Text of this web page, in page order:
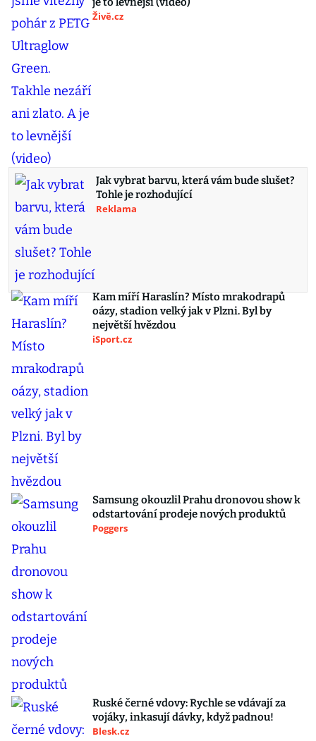
Živě.cz
Jak vybrat barvu, která vám bude slušet?
Tohle je rozhodující
Reklama
Kam míří Haraslín? Místo mrakodrapů
oázy, stadion velký jak v Plzni. Byl by
největší hvězdou
iSport.cz
Samsung okouzlil Prahu dronovou show k
odstartování prodeje nových produktů
Poggers
Ruské černé vdovy: Rychle se vdávají za
vojáky, inkasují dávky, když padnou!
Blesk.cz